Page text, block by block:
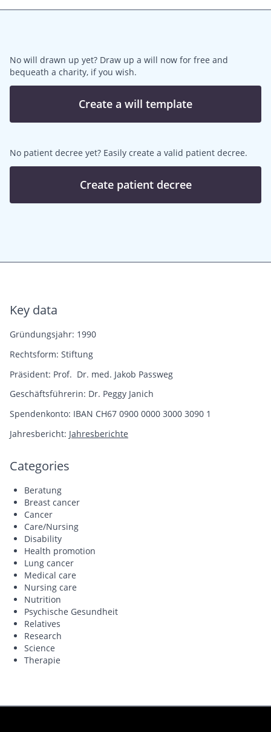
No will drawn up yet? Draw up a will now for free and
bequeath a charity, if you wish.
Create a will template
No patient decree yet? Easily create a valid patient decree.
Create patient decree
Key data
Gründungsjahr: 1990
Rechtsform: Stiftung
Präsident: Prof. Dr. med. Jakob Passweg
Geschäftsführerin: Dr. Peggy Janich
Spendenkonto: IBAN CH67 0900 0000 3000 3090 1
Jahresbericht: Jahresberichte
Categories
Beratung
Breast cancer
Cancer
Care/Nursing
Disability
Health promotion
Lung cancer
Medical care
Nursing care
Nutrition
Psychische Gesundheit
Relatives
Research
Science
Therapie